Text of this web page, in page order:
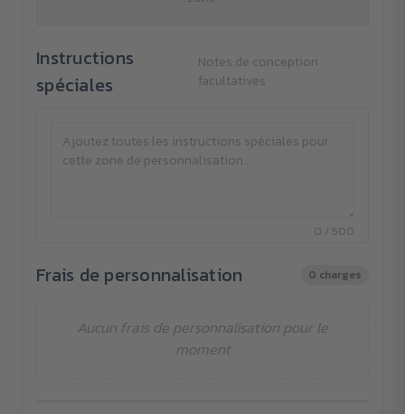
Instructions
spéciales
Notes de conception
facultatives
0 / 500
Frais de personnalisation 0 charges
Aucun frais de personnalisation pour le
moment